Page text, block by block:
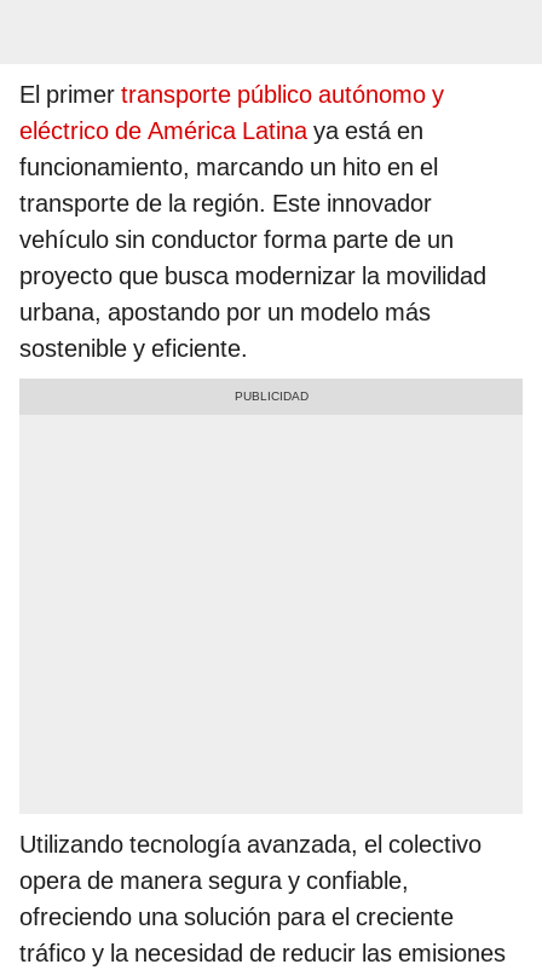
El primer transporte público autónomo y
eléctrico de América Latinaya está en
funcionamiento, marcando un hito en el
transporte de la región. Este innovador
vehículo sin conductor forma parte de un
proyecto que busca modernizar la movilidad
urbana, apostando por un modelo más
sostenible y eficiente.
Utilizando tecnología avanzada, el colectivo
opera de manera segura y confiable,
ofreciendo una solución para el creciente
tráfico y la necesidad de reducir las emisiones